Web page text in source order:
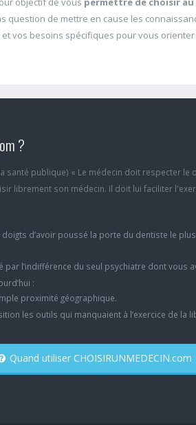
question de mettre en cause les
vos besoins spécifiques pour vous
?
santé publique) « Le médecin doit respecter le
librement son médecin. Il doit lui faciliter
d’avoir poussé la porte du dentiste le plus
par l’indifférence du seul psychiatre dont vous
:
proximité géographique.
les outils qui manquaient à l’exercice de la
Quand utiliser CHOISIRUNMEDECIN.com